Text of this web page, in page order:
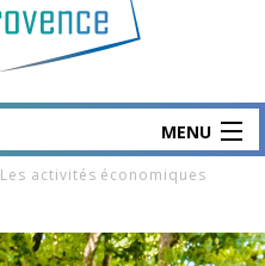
MENU
Les activités économiques